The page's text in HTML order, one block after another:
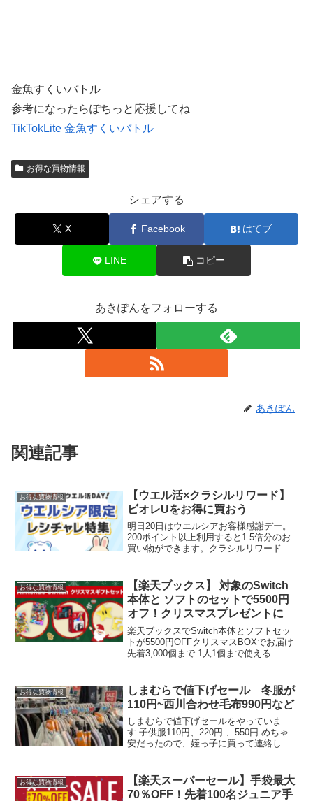
金魚すくいバトル
参考になったらぽちっと応援してね
TikTokLite 金魚すくいバトル
お得な買物情報
シェアする
X Facebook はてブ
LINE コピー
あきぽんをフォローする
あきぽん
関連記事
お得な買物情報
【ウエル活×クラシルリワード】
ビオレUをお得に買おう
明日20日はウエルシアお客様感謝デー。
200ポイント以上利用すると1.5倍分のお
買い物ができます。クラシルリワードの
ているレシチャレウエルシア×レシチャレ
対象商品一覧...
お得な買物情報
【楽天ブックス】 対象のSwitch
本体と ソフトのセットで5500円
オフ！クリスマスプレゼントに
楽天ブックスでSwitch本体とソフトセッ
トが5500円OFFクリスマスBOXでお届け
先着3,000個まで 1人1個まで使える
BOX】【楽天ブックス限定特典...
お得な買物情報
しまむらで値下げセール 冬服が
110円~西川合わせ毛布990円など
しまむらで値下げセールをやっていま
す 子供服110円、220円 、550円 めちゃ
安だったので、姪っ子に買って連絡した
センチまでありました。 こちらは先週で
す...
お得な買物情報
【楽天スーパーセール】手袋最大
70％OFF！先着100名ジュニア手